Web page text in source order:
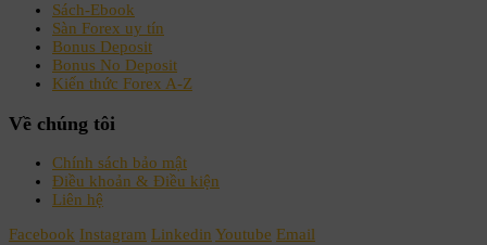
Sách-Ebook
Sàn Forex uy tín
Bonus Deposit
Bonus No Deposit
Kiến thức Forex A-Z
Về chúng tôi
Chính sách bảo mật
Điều khoản & Điều kiện
Liên hệ
Facebook Instagram Linkedin Youtube Email